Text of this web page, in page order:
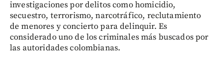
investigaciones por delitos como homicidio,
secuestro, terrorismo, narcotráfico, reclutamiento
de menores y concierto para delinquir. Es
considerado uno de los criminales más buscados por
las autoridades colombianas.